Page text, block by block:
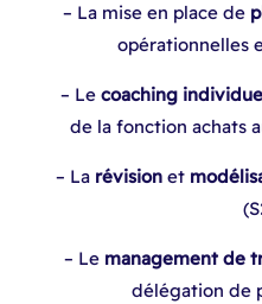
– La mise en place de
opérationnelles
– Le coaching
de la fonction achats
– La révisionet
– Le management de
délégation de